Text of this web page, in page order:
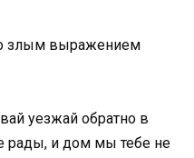
злым выражением
уезжай обратно в
рады, и дом мы тебе не